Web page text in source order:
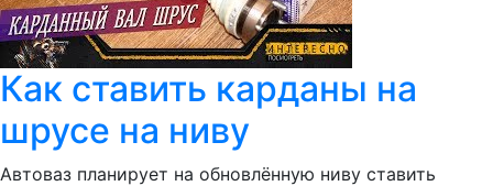
Как ставить карданы на
шрусе на ниву
Автоваз планирует на обновлённую ниву ставить